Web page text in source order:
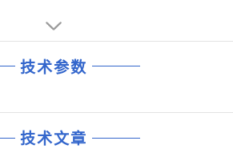
技术参数
技术文章